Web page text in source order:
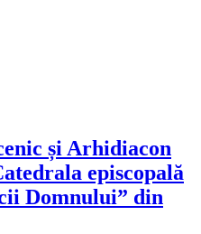
și Arhidiacon
episcopală
Domnului” din